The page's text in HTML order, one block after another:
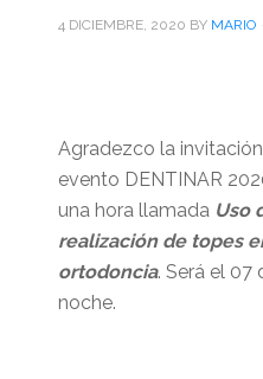
4 DICIEMBRE, 2020 BY MARIO
Agradezco la
evento DENTINAR
una hora llamada Uso
realización de topes
ortodoncia. Será el 07
noche.